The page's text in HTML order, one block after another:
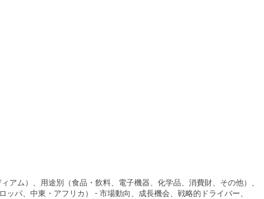
ム）、用途別（食品・飲料、電子機器、化学品、消費財、その他）、
パ、中東・アフリカ） - 市場動向、成長機会、戦略的ドライバー、